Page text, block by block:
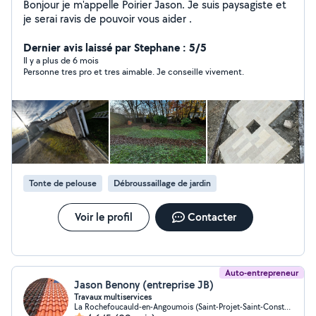
Bonjour je m'appelle Poirier Jason. Je suis paysagiste et
je serai ravis de pouvoir vous aider .
Dernier avis laissé par Stephane : 5/5
Il y a plus de 6 mois
Personne tres pro et tres aimable. Je conseille vivement.
Tonte de pelouse Débroussaillage de jardin
Voir le profil Contacter
Auto-entrepreneur
Jason Benony (entreprise JB)
Travaux multiservices
La Rochefoucauld-en-Angoumois (Saint-Projet-Saint-Constant)